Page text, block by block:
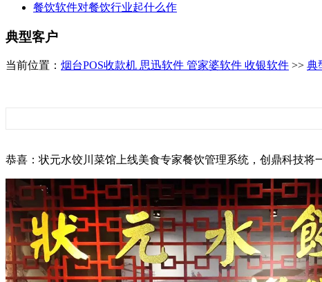
餐饮软件对餐饮行业起什么作
典型客户
当前位置： 烟台POS收款机 思迅软件 管家婆软件 收银软件 >> 典
恭喜：状元水饺川菜馆上线美食专家餐饮管理系统，创鼎科技将